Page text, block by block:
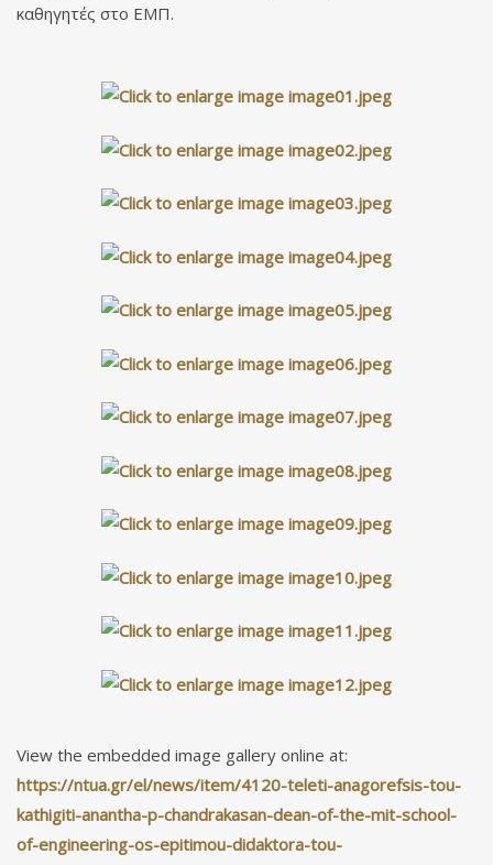
καθηγητές στο ΕΜΠ.
View the embedded image gallery online at:
https://ntua.gr/el/news/item/4120-teleti-anagorefsis-tou-
kathigiti-anantha-p-chandrakasan-dean-of-the-mit-school-
of-engineering-os-epitimou-didaktora-tou-